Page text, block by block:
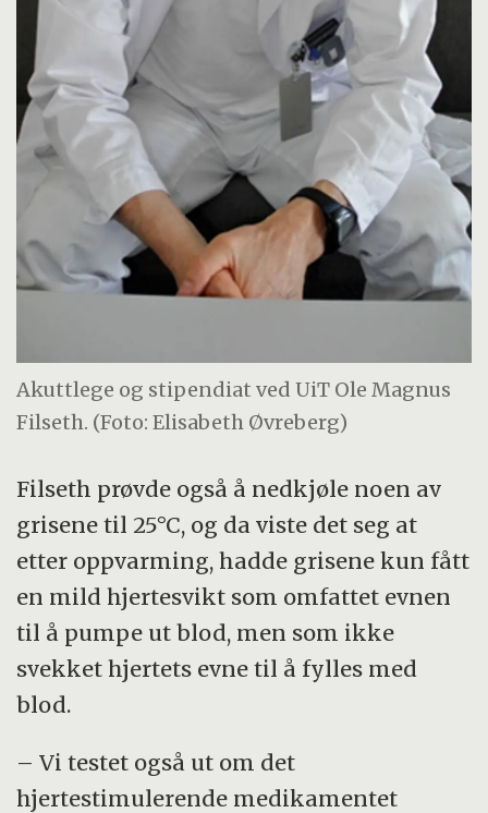
Akuttlege og stipendiat ved UiT Ole Magnus
Filseth. (Foto: Elisabeth Øvreberg)
Filseth prøvde også å nedkjøle noen av
grisene til 25°C, og da viste det seg at
etter oppvarming, hadde grisene kun fått
en mild hjertesvikt som omfattet evnen
til å pumpe ut blod, men som ikke
svekket hjertets evne til å fylles med
blod.
– Vi testet også ut om det
hjertestimulerende medikamentet